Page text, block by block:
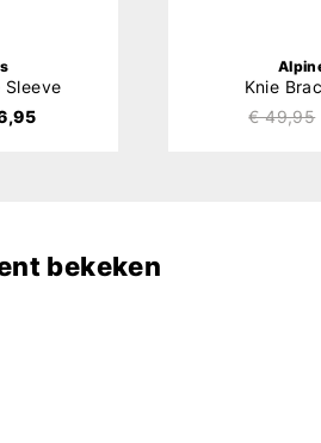
Sleeve
Knie
€ 49,95
bekeken